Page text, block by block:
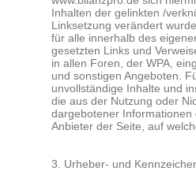
Inhalten der gelinkten /
Linksetzung verändert
für alle innerhalb des
gesetzten Links und
in allen Foren, der WPA,
und sonstigen Angeboten.
unvollständige Inhalte und
die aus der Nutzung oder
dargebotener
Anbieter der Seite, auf
3. Urheber- und